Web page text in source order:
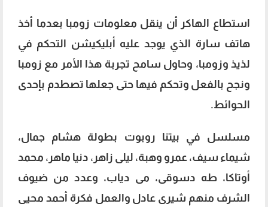
استطاع الهاكر أن ينقل معلومات زومبا بعدما أخذ
هاتف سارة الذي يوجد عليه أبليكيشن التحكم في
لذيذ وزومبا، وحاول سامح تجربة هذا الأمر مع زومبا
ونجح بالفعل وتحكم فيها حتى جعلها تصطدم بإحدى
الحوائط.
مسلسل في بيتنا روبوت بطولة هشام جمال،
شيماء سيف، عمرو وهبة، ليلى زاهر، دنيا ماهر، محمد
أوتاكا، طه دسوقى، مى دياب، وعدد من ضيوف
الشرف منهم شيرى عادل والعمل فكرة أحمد محيى